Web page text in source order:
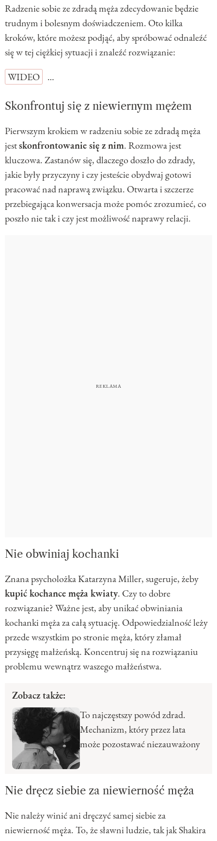
Radzenie sobie ze zdradą męża zdecydowanie będzie
trudnym i bolesnym doświadczeniem. Oto kilka
kroków, które możesz podjąć, aby spróbować odnaleźć
się w tej ciężkiej sytuacji i znaleźć rozwiązanie:
WIDEO
…
Skonfrontuj się z niewiernym mężem
Pierwszym krokiem w radzeniu sobie ze zdradą męża
jestskonfrontowanie się z nim. Rozmowa jest
kluczowa. Zastanów się, dlaczego doszło do zdrady,
jakie były przyczyny i czy jesteście obydwaj gotowi
pracować nad naprawą związku. Otwarta i szczerze
przebiegająca konwersacja może pomóc zrozumieć, co
poszło nie tak i czy jest możliwość naprawy relacji.
Nie obwiniaj kochanki
Znana psycholożka Katarzyna Miller, sugeruje, żeby
kupić kochance męża kwiaty. Czy to dobre
rozwiązanie? Ważne jest, aby unikać obwiniania
kochanki męża za całą sytuację. Odpowiedzialność leży
przede wszystkim po stronie męża, który złamał
przysięgę małżeńską. Koncentruj się na rozwiązaniu
problemu wewnątrz waszego małżeństwa.
Zobacz także:
To najczęstszy powód zdrad.
Mechanizm, który przez lata
może pozostawać niezauważony
Nie dręcz siebie za niewierność męża
Nie należy winić ani dręczyć samej siebie za
niewierność męża. To, że sławni ludzie, tak jak Shakira